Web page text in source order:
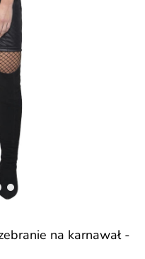
na karnawał -